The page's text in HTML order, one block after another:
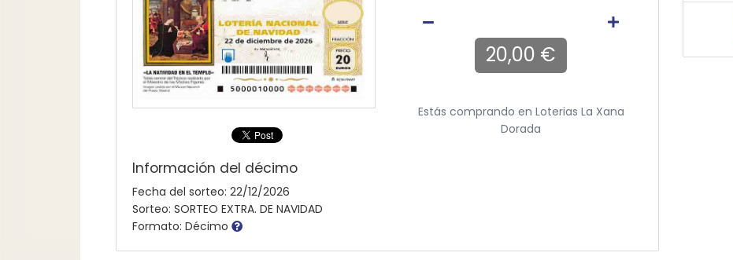
Información del décimo
Fecha del sorteo: 22/12/2026
Sorteo: SORTEO EXTRA. DE NAVIDAD
Formato: Décimo
20,00 €
Estás comprando en Loterias La Xana
Dorada